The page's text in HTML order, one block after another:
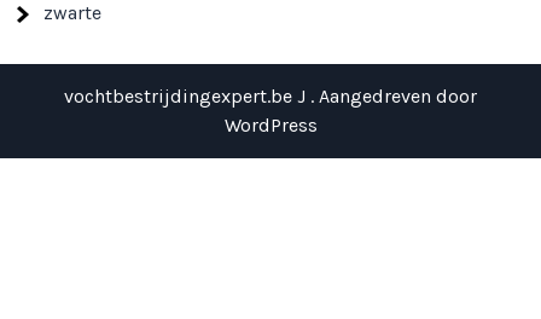
zwarte
vochtbestrijdingexpert.be J . Aangedreven door
WordPress